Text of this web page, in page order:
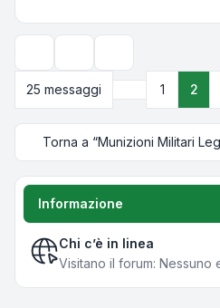
25 messaggi
Precedente
1 2
Torna a “Munizioni Militari
Informazione
Chi c’è in linea
Visitano il forum: Nessuno